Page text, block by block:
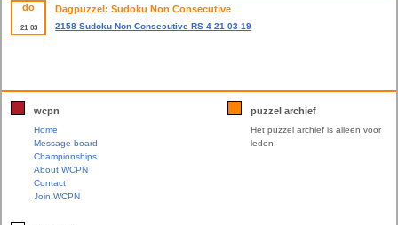
do
21 03
Dagpuzzel: Sudoku Non Consecutive
2158 Sudoku Non Consecutive RS 4 21-03-19
wcpn
Home
Message board
Championships
About WCPN
Contact
Join WCPN
puzzel archief
Het puzzel archief is alleen voor
leden!